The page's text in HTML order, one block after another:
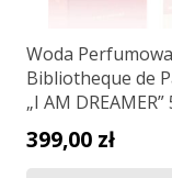
Woda
Bibliotheque de
„I AM DREAMER”
399,00 zł